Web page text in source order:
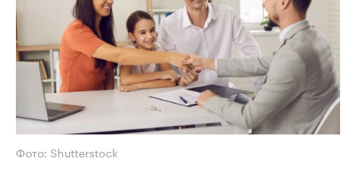
Фото: Shutterstock